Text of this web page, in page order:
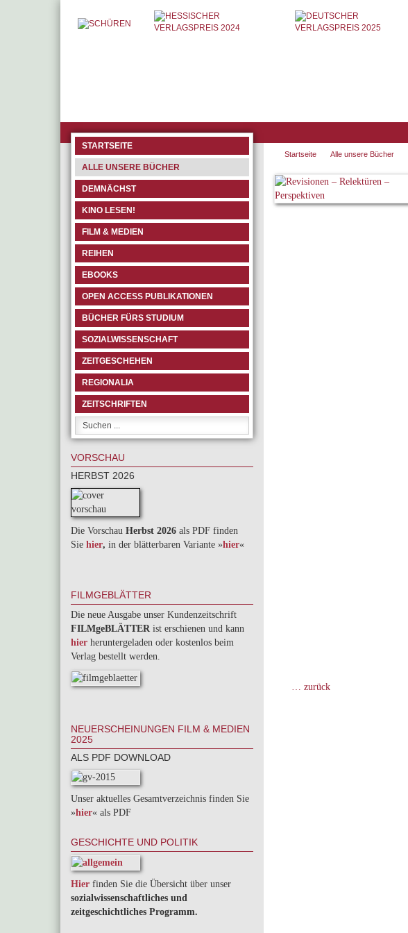
STARTSEITE
ALLE UNSERE BÜCHER
DEMNÄCHST
KINO LESEN!
FILM & MEDIEN
REIHEN
EBOOKS
OPEN ACCESS PUBLIKATIONEN
BÜCHER FÜRS STUDIUM
SOZIALWISSENSCHAFT
ZEITGESCHEHEN
REGIONALIA
ZEITSCHRIFTEN
VORSCHAU
HERBST 2026
Die Vorschau Herbst 2026 als PDF finden
Sie hier, in der blätterbaren Variante »hier«
FILMGEBLÄTTER
Die neue Ausgabe unser Kundenzeitschrift
FILMgeBLÄTTER ist erschienen und kann
hier heruntergeladen oder kostenlos beim
Verlag bestellt werden.
NEUERSCHEINUNGEN FILM & MEDIEN
2025
ALS PDF DOWNLOAD
Unser aktuelles Gesamtverzeichnis finden Sie
»hier« als PDF
GESCHICHTE UND POLITIK
Hier finden Sie die Übersicht über unser
sozialwissenschaftliches und
zeitgeschichtliches Programm.
Startseite Alle unsere Bücher
… zurück